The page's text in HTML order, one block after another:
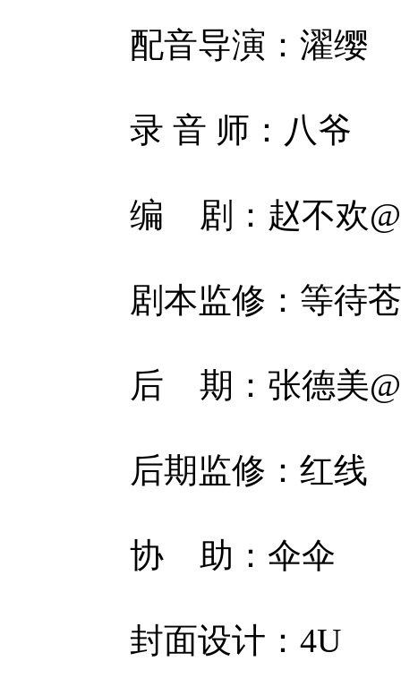
配音导演：濯缨
录 音 师：八爷
编 剧：赵不欢
剧本监修：等待
后 期：张德美
后期监修：红线
协 助：伞伞
封面设计：4U